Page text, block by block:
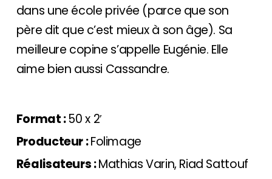
dans une école privée (parce que son
père dit que c’est mieux à son âge). Sa
meilleure copine s’appelle Eugénie. Elle
aime bien aussi Cassandre.
Format :50 x 2′
Producteur :Folimage
Réalisateurs :Mathias Varin, Riad Sattouf